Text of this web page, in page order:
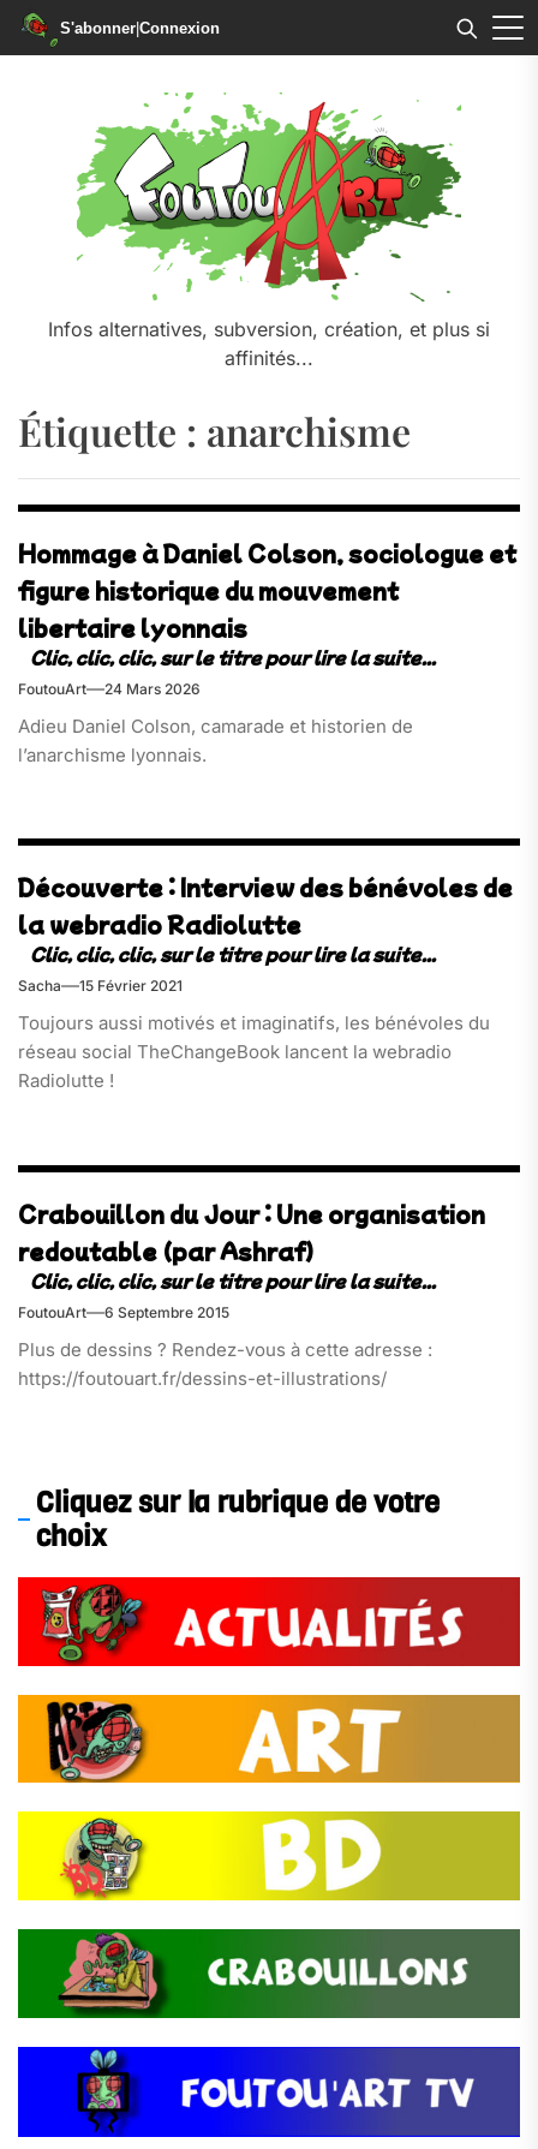
S'abonner|Connexion
Infos alternatives, subversion, création, et plus si
affinités...
Étiquette : anarchisme
Hommage à Daniel Colson, sociologue et
figure historique du mouvement
libertaire lyonnais
FoutouArt 24 Mars 2026
Adieu Daniel Colson, camarade et historien de
l’anarchisme lyonnais.
Découverte : Interview des bénévoles de
la webradio Radiolutte
Sacha 15 Février 2021
Toujours aussi motivés et imaginatifs, les bénévoles du
réseau social TheChangeBook lancent la webradio
Radiolutte !
Crabouillon du Jour : Une organisation
redoutable (par Ashraf)
FoutouArt 6 Septembre 2015
Plus de dessins ? Rendez-vous à cette adresse :
https://foutouart.fr/dessins-et-illustrations/
Cliquez sur la rubrique de votre
choix